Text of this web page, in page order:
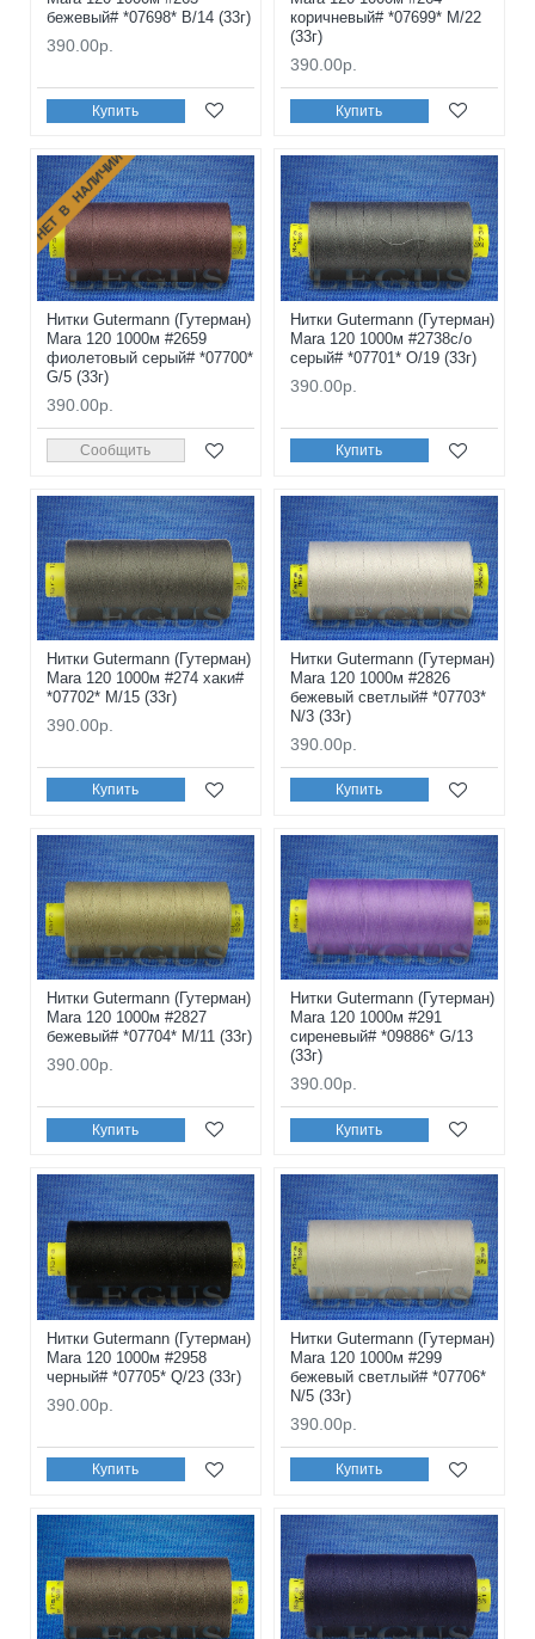
бежевый# *07698* B/14 (33г)
390.00р.
Купить
коричневый# *07699* M/22
(33г)
390.00р.
Купить
НЕТ В НАЛИЧИИ
Нитки Gutermann (Гутерман)
Mara 120 1000м #2659
фиолетовый серый# *07700*
G/5 (33г)
390.00р.
Сообщить
Нитки Gutermann (Гутерман)
Mara 120 1000м #2738с/о
серый# *07701* O/19 (33г)
390.00р.
Купить
Нитки Gutermann (Гутерман)
Mara 120 1000м #274 хаки#
*07702* M/15 (33г)
390.00р.
Купить
Нитки Gutermann (Гутерман)
Mara 120 1000м #2826
бежевый светлый# *07703*
N/3 (33г)
390.00р.
Купить
Нитки Gutermann (Гутерман)
Mara 120 1000м #2827
бежевый# *07704* M/11 (33г)
390.00р.
Купить
Нитки Gutermann (Гутерман)
Mara 120 1000м #291
сиреневый# *09886* G/13
(33г)
390.00р.
Купить
Нитки Gutermann (Гутерман)
Mara 120 1000м #2958
черный# *07705* Q/23 (33г)
390.00р.
Купить
Нитки Gutermann (Гутерман)
Mara 120 1000м #299
бежевый светлый# *07706*
N/5 (33г)
390.00р.
Купить